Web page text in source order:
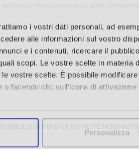
i vostri dati personali, ad
alle informazioni sul vostro
e i contenuti, ricercare il
scopi. Le vostre scelte in materia
vostre scelte. È possibile
o facendo clic sull'icona di attivazione
scansionandolo attivamente
Personalizza
titolo, rilasciata in loco dalle competenti
formazione specialistica sulla
settore pubblico, prepara ad affrontare